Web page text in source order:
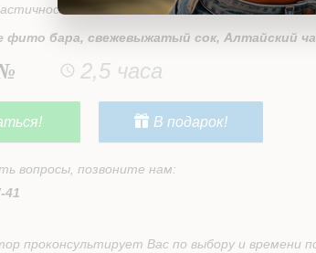
кожи.
фито бара, свежевыжатый сок, Алтайский
2,5 часа
В подарок!
вопросы, позвоните нам:
41
проконсультирует Вас по выбору и времени